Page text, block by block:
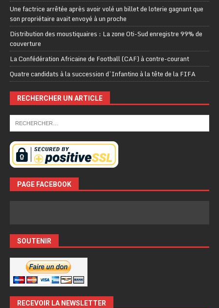
Une factrice arrêtée après avoir volé un billet de loterie gagnant que
son propriétaire avait envoyé à un proche
Distribution des moustiquaires : La zone Oti-Sud enregistre 99% de
couverture
La Confédération Africaine de Football (CAF) à contre-courant
Quatre candidats à la succession d’Infantino à la tête de la FIFA
RECHERCHER UN ARTICLE
PAGE FACEBOOK
SOUTENIR
RECEVOIR LA NEWSLETTER